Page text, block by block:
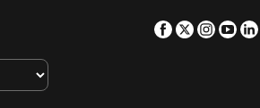
Facebook
Twitter